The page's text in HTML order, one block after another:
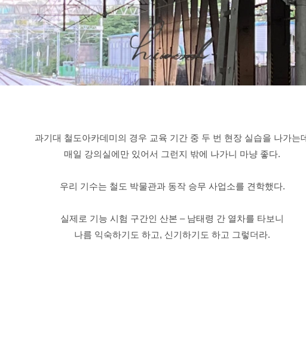
과기대 철도아카데미의 경우 교육 기간 중 두 번 현장 실습을 나가는
매일 강의실에만 있어서 그런지 밖에 나가니 마냥 좋다.
우리 기수는 철도 박물관과 동작 승무 사업소를 견학했다.
실제로 기능 시험 구간인 산본 – 남태령 간 열차를 타보니
나름 익숙하기도 하고, 신기하기도 하고 그렇더라.